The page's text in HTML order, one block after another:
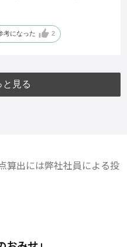
考になった 2
と見る
算出には弊社社員による投